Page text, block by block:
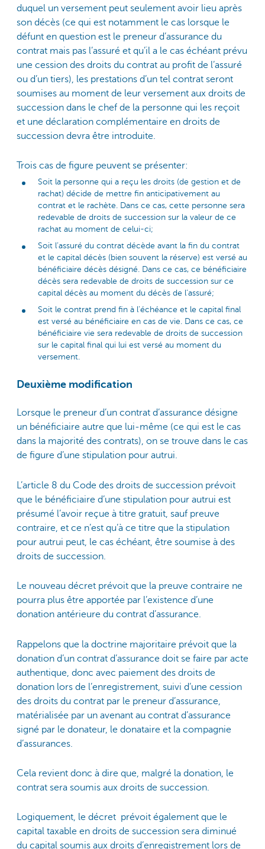
duquel un versement peut seulement avoir lieu après
son décès (ce qui est notamment le cas lorsque le
défunt en question est le preneur d’assurance du
contrat mais pas l’assuré et qu’il a le cas échéant prévu
une cession des droits du contrat au profit de l’assuré
ou d’un tiers), les prestations d’un tel contrat seront
soumises au moment de leur versement aux droits de
succession dans le chef de la personne qui les reçoit
et une déclaration complémentaire en droits de
succession devra être introduite.
Trois cas de figure peuvent se présenter:
Soit la personne qui a reçu les droits (de gestion et de
rachat) décide de mettre fin anticipativement au
contrat et le rachète. Dans ce cas, cette personne sera
redevable de droits de succession sur la valeur de ce
rachat au moment de celui-ci;
Soit l’assuré du contrat décède avant la fin du contrat
et le capital décès (bien souvent la réserve) est versé au
bénéficiaire décès désigné. Dans ce cas, ce bénéficiaire
décès sera redevable de droits de succession sur ce
capital décès au moment du décès de l’assuré;
Soit le contrat prend fin à l’échéance et le capital final
est versé au bénéficiaire en cas de vie. Dans ce cas, ce
bénéficiaire vie sera redevable de droits de succession
sur le capital final qui lui est versé au moment du
versement.
Deuxième modification
Lorsque le preneur d’un contrat d’assurance désigne
un bénéficiaire autre que lui-même (ce qui est le cas
dans la majorité des contrats), on se trouve dans le cas
de figure d’une stipulation pour autrui.
L’article 8 du Code des droits de succession prévoit
que le bénéficiaire d’une stipulation pour autrui est
présumé l’avoir reçue à titre gratuit, sauf preuve
contraire, et ce n’est qu’à ce titre que la stipulation
pour autrui peut, le cas échéant, être soumise à des
droits de succession.
Le nouveau décret prévoit que la preuve contraire ne
pourra plus être apportée par l’existence d’une
donation antérieure du contrat d’assurance.
Rappelons que la doctrine majoritaire prévoit que la
donation d’un contrat d’assurance doit se faire par acte
authentique, donc avec paiement des droits de
donation lors de l’enregistrement, suivi d’une cession
des droits du contrat par le preneur d’assurance,
matérialisée par un avenant au contrat d’assurance
signé par le donateur, le donataire et la compagnie
d’assurances.
Cela revient donc à dire que, malgré la donation, le
contrat sera soumis aux droits de succession.
Logiquement, le décret prévoit également que le
capital taxable en droits de succession sera diminué
du capital soumis aux droits d’enregistrement lors de